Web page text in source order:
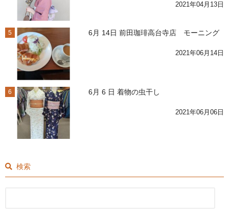
2021年04月13日
5 6月 14日 前田珈琲高台寺店 モーニング
2021年06月14日
6 6月 6 日 着物の虫干し
2021年06月06日
検索